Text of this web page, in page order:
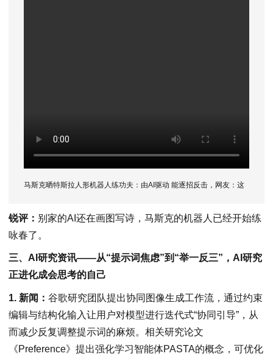
马斯克晒特斯拉人形机器人练功夫：由AI驱动 能逐招反击，网友：这
锐评： 别家的AI还在画图写诗，马斯克的机器人已经开始练
咏春了。
三、AI研究资讯——从“提示词焦虑”到“举一反三”，AI研究
正进化成会思考的自己
1. 新闻： 谷歌研究团队提出协同图像生成工作流，通过约束
编辑与结构化输入让用户对模型进行迭代式“协同引导”，从
而减少反复调整提示词的麻烦。相关研究论文
《Preference》提出强化学习智能体PASTA的概念，可优化